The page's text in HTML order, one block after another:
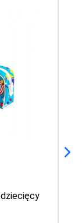
dziecięcy